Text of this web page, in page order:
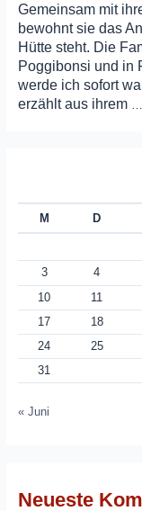
Gemeinsam mit
bewohnt sie das
Hütte steht. Die
Poggibonsi und in
werde ich sofort
erzählt aus ihrem
M D
3
4
10
11
17
18
24
25
31
« Juni
Neueste